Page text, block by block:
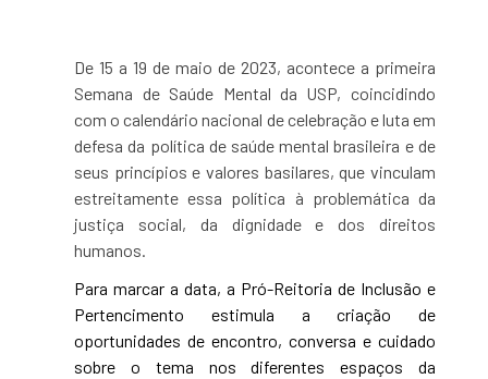
De 15 a 19 de maio de 2023, acontece a primeira
Semana de Saúde Mental da USP, coincidindo
com o calendário nacional de celebração e luta em
defesa da política de saúde mental brasileira e de
seus princípios e valores basilares, que vinculam
estreitamente essa política à problemática da
justiça social, da dignidade e dos direitos
humanos.
Para marcar a data, a Pró-Reitoria de Inclusão e
Pertencimento estimula a criação de
oportunidades de encontro, conversa e cuidado
sobre o tema nos diferentes espaços da